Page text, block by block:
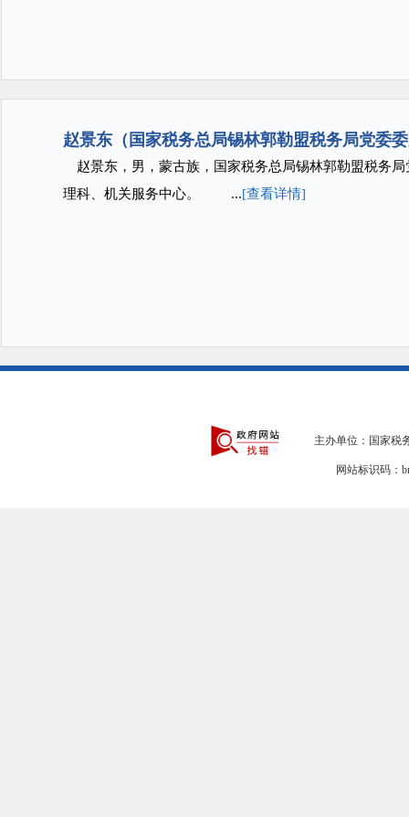
赵景东（国家税务总局锡林郭勒盟税务局党委
赵景东，男，蒙古族，国家税务总局锡林郭勒盟税
理科、机关服务中心。 ...[查看详情]
主办单位：国家税
网站标识码：